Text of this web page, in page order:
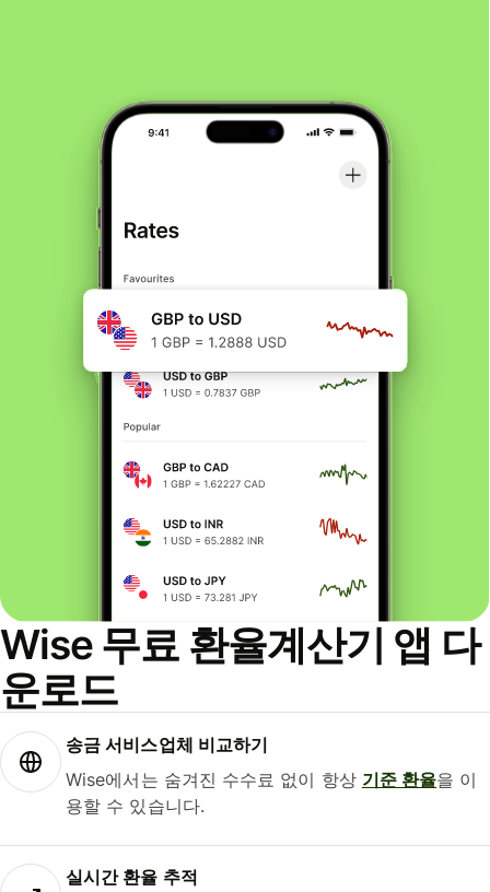
Wise 무료 환율계산기 앱 다
운로드
송금 서비스업체 비교하기
Wise에서는 숨겨진 수수료 없이 항상 기준 환율을 이
용할 수 있습니다.
실시간 환율 추적